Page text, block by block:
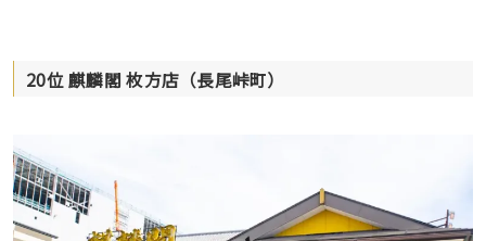
20位 麒麟閣 枚方店（長尾峠町）